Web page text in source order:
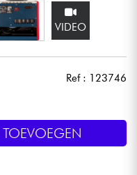
VIDEO
Ref : 123746